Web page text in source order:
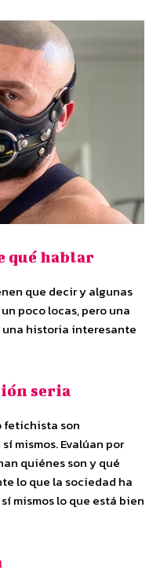
qué hablar
que decir y algunas
poco locas, pero una
una historia interesante
seria
fetichista son
mismos. Evalúan por
quiénes son y qué
lo que la sociedad ha
mismos lo que está bien